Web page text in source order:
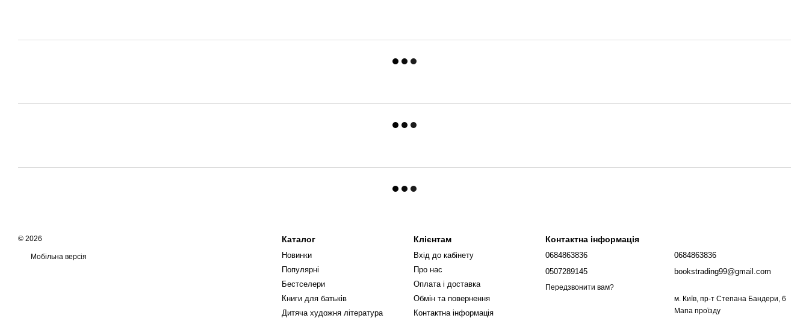
© 2026
Мобільна версія
Каталог
Новинки
Популярні
Бестселери
Книги для батьків
Дитяча художня література
Клієнтам
Вхід до кабінету
Про нас
Оплата і доставка
Обмін та повернення
Контактна інформація
Контактна інформація
0684863836
0507289145
Передзвонити вам?
0684863836
bookstrading99@gmail.com
м. Київ, пр-т Степана Бандери, 6
Мапа проїзду